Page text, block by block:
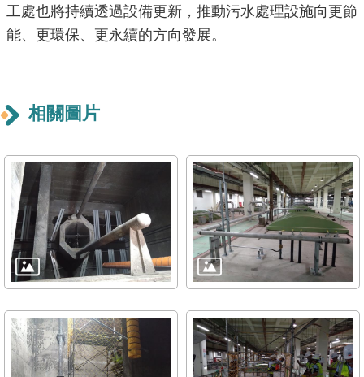
問
答
統
雙
語
詞
彙
TAIPEI
PASS
北
通
工處也將持續透過設備更新，推動污水處理設施向更節
能、更環保、更永續的方向發展。
相關圖片